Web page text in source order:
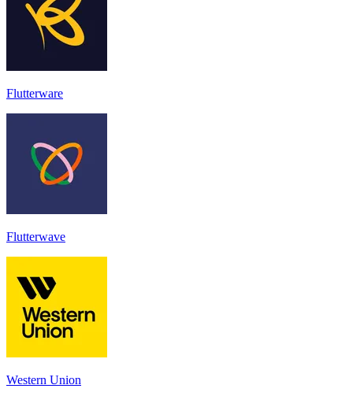
Flutterware
Flutterwave
Western Union